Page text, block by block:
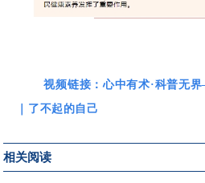
视频链接：心中有术·科普无
｜了不起的自己
相关阅读